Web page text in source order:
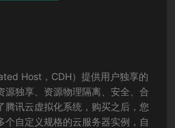
Host，CDH）提供用户独享的
源独享、资源物理隔离、安全、合
腾讯云虚拟化系统，购买之后，您
个自定义规格的云服务器实例，自